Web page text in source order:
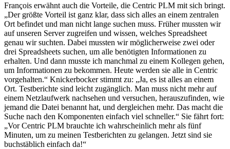
François erwähnt auch die Vorteile, die Centric PLM mit sich bringt.
„Der größte Vorteil ist ganz klar, dass sich alles an einem zentralen
Ort befindet und man nicht lange suchen muss. Früher mussten wir
auf unseren Server zugreifen und wissen, welches Spreadsheet
genau wir suchten. Dabei mussten wir möglicherweise zwei oder
drei Spreadsheets suchen, um alle benötigten Informationen zu
erhalten. Und dann musste ich manchmal zu einem Kollegen gehen,
um Informationen zu bekommen. Heute werden sie alle in Centric
vorgehalten.“ Knickerbocker stimmt zu: „Ja, es ist alles an einem
Ort. Testberichte sind leicht zugänglich. Man muss nicht mehr auf
einem Netzlaufwerk nachsehen und versuchen, herauszufinden, wie
jemand die Datei benannt hat, und dergleichen mehr. Das macht die
Suche nach den Komponenten einfach viel schneller.“ Sie fährt fort:
„Vor Centric PLM brauchte ich wahrscheinlich mehr als fünf
Minuten, um zu meinen Testberichten zu gelangen. Jetzt sind sie
buchstäblich einfach da!“